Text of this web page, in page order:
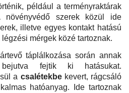
például a terményraktárak
növényvédő szerek közül ide
illetve egyes kontakt hatású
mérgek közé tartoznak.
táplálkozása során annak
bejutva fejtik ki hatásukat.
a csalétekbekevert, rágcsáló
hatóanyag. Ide tartoznak